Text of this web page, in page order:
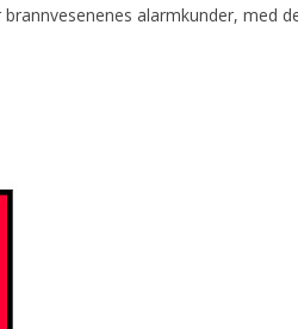
alarmkunder, med